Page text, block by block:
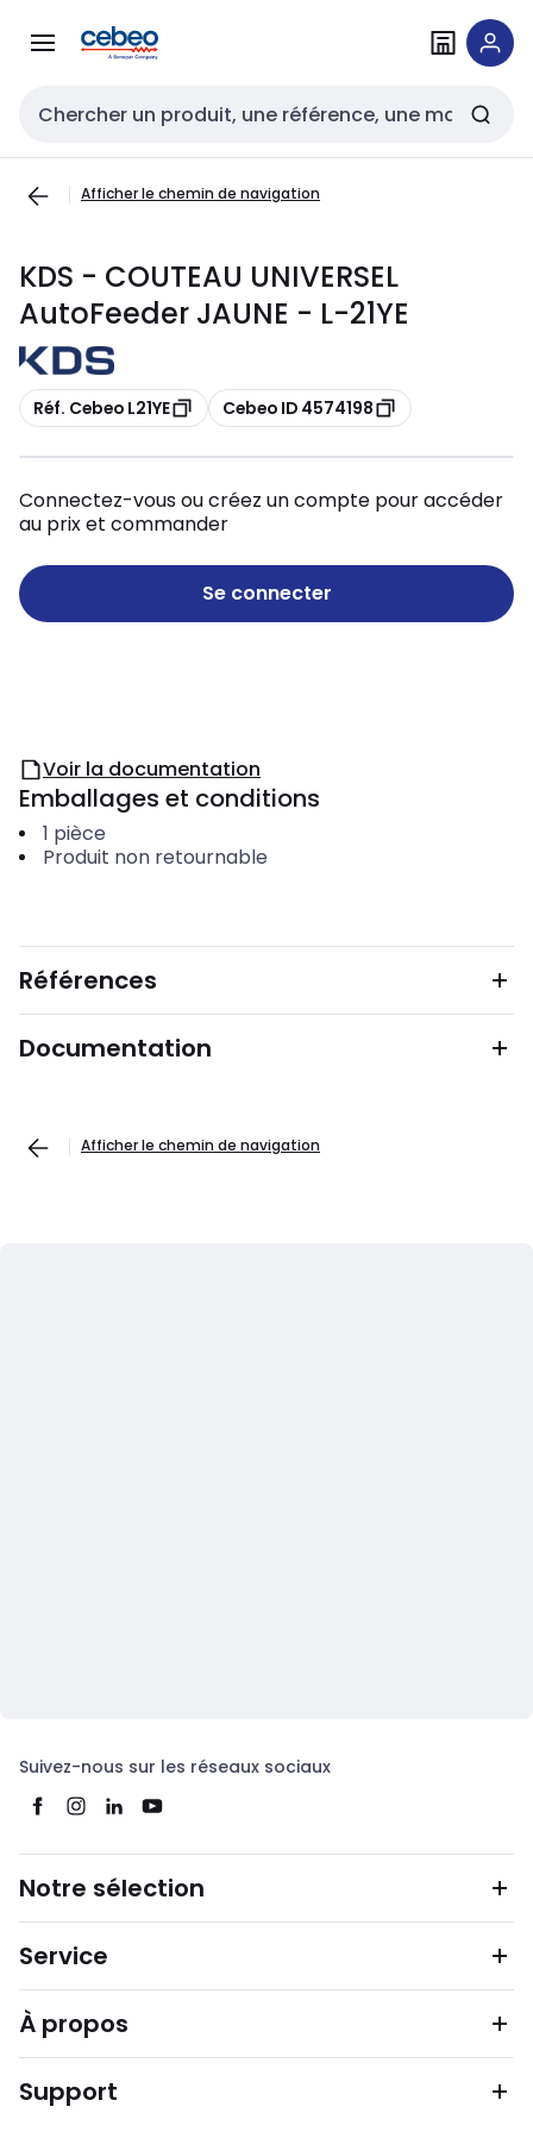
navigationau
Entrée de recherche
Afficher le chemin de navigation
KDS - COUTEAU UNIVERSEL
AutoFeeder JAUNE - L-21YE
Copier
Réf. Cebeo L21YE Copier
Cebeo ID 4574198
Connectez-vous ou créez un compte pour accéder
au prix et commander
Se connecter
Voir la documentation
Emballages et conditions
1 pièce
Produit non retournable
Références
Documentation
Afficher le chemin de navigation
Suivez-nous sur les réseaux sociaux
Notre sélection
Service
À propos
Support